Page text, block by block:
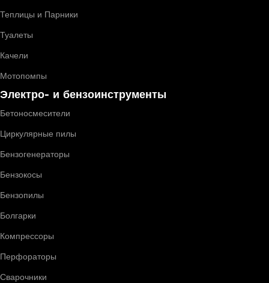
Теплицы и Парники
Туалеты
Качели
Мотопомпы
Электро- и бензоинструменты
Бетоносмесители
Циркулярные пилы
Бензогенераторы
Бензокосы
Бензопилы
Болгарки
Компрессоры
Перфораторы
Сварочники